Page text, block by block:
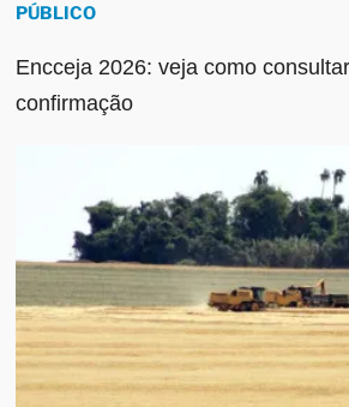
PÚBLICO
Encceja 2026: veja como
confirmação